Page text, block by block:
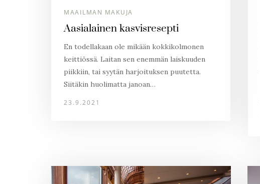
MAAILMAN MAKUJA
Aasialainen kasvisresepti
En todellakaan ole mikään kokkikolmonen
keittiössä. Laitan sen enemmän laiskuuden
piikkiin, tai syytän harjoituksen puutetta.
Siitäkin huolimatta janoan…
23.9.2021